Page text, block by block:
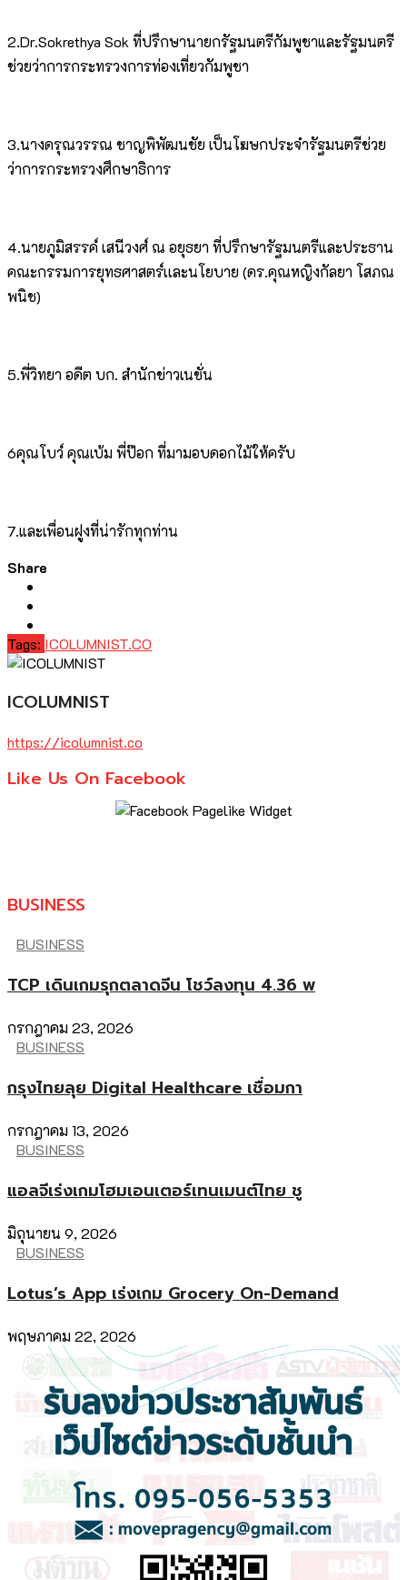
2.Dr.Sokrethya Sok ที่ปรึกษานายกรัฐมนตรีกัมพูชาและรัฐมนตรี
ช่วยว่าการกระทรวงการท่องเที่ยวกัมพูชา
3.นางดรุณวรรณ ชาญพิพัฒนชัย เป็นโฆษกประจำรัฐมนตรีช่วย
ว่าการกระทรวงศึกษาธิการ
4.นายภูมิสรรค์ เสนีวงศ์ ณ อยุธยา ที่ปรึกษารัฐมนตรีและประธาน
คณะกรรมการยุทธศาสตร์เเละนโยบาย (ดร.คุณหญิงกัลยา โสภณ
พนิช)
5.พี่วิทยา อดีต บก. สำนักข่าวเนชั่น
6คุณโบว์ คุณเบ้ม พี่ป๊อก ที่มามอบดอกไม้ให้ครับ
7.และเพื่อนฝูงที่น่ารักทุกท่าน
Share
Tags: ICOLUMNIST.CO
ICOLUMNIST
https://icolumnist.co
Like Us On Facebook
BUSINESS
BUSINESS
TCP เดินเกมรุกตลาดจีน โชว์ลงทุน 4.36 พ
กรกฎาคม 23, 2026
BUSINESS
กรุงไทยลุย Digital Healthcare เชื่อมกา
กรกฎาคม 13, 2026
BUSINESS
แอลจีเร่งเกมโฮมเอนเตอร์เทนเมนต์ไทย ชู
มิถุนายน 9, 2026
BUSINESS
Lotus’s App เร่งเกม Grocery On-Demand
พฤษภาคม 22, 2026